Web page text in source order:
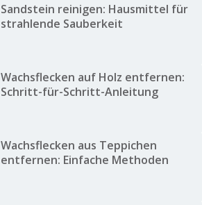
Sandstein reinigen: Hausmittel für
strahlende Sauberkeit
Wachsflecken auf Holz entfernen:
Schritt-für-Schritt-Anleitung
Wachsflecken aus Teppichen
entfernen: Einfache Methoden